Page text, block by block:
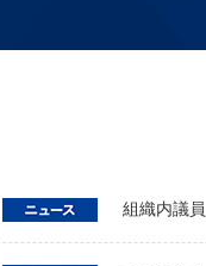
組織内議